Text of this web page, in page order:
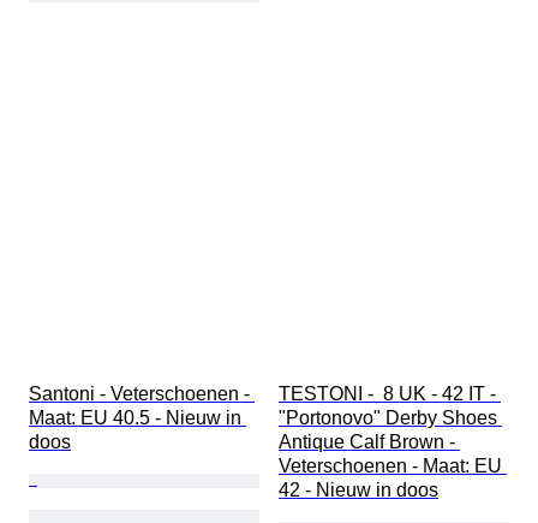
Santoni - Veterschoenen -
Maat: EU 40.5 - Nieuw in
doos
TESTONI -  8 UK - 42 IT -
"Portonovo" Derby Shoes
Antique Calf Brown -
Veterschoenen - Maat: EU
42 - Nieuw in doos